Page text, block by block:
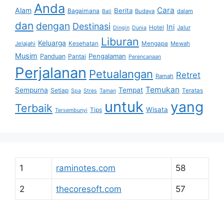
Alam Anda Bagaimana Bali Berita Budaya Cara dalam
dan dengan Destinasi Dingin Dunia Hotel Ini Jalur
Jelajahi Keluarga Kesehatan Liburan Mengapa Mewah
Musim Panduan Pantai Pengalaman Perencanaan
Perjalanan Petualangan Ramah Retret
Sempurna Setiap Spa Stres Taman Tempat Temukan Teratas
Terbaik Tersembunyi Tips untuk Wisata yang
1 raminotes.com 58
2 thecoresoft.com 57